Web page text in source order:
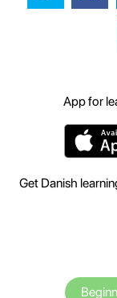
App for
Get Danish